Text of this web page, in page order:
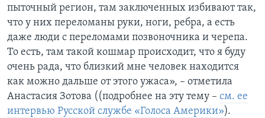
пыточный регион, там заключенных избивают так,
что у них переломаны руки, ноги, ребра, а есть
даже люди с переломами позвоночника и черепа.
То есть, там такой кошмар происходит, что я буду
очень рада, что близкий мне человек находится
как можно дальше от этого ужаса», – отметила
Анастасия Зотова ((подробнее на эту тему – см. ее
интервью Русской службе «Голоса Америки»).